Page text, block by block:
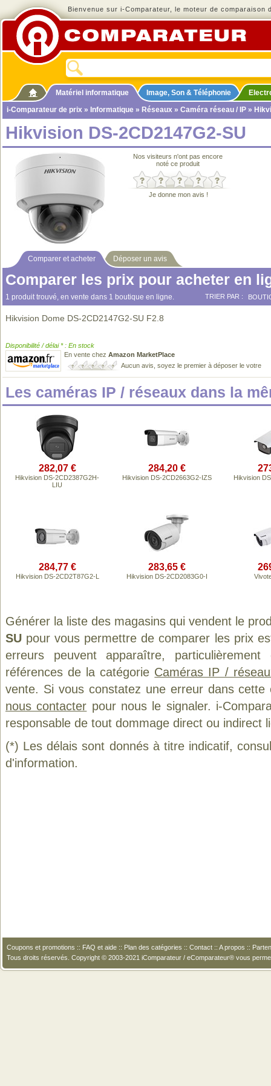
Bienvenue sur i-Comparateur, le moteur de comparaison
Matériel informatique Image, Son & Téléphonie
i-Comparateur de prix » Informatique » Réseaux » Caméra réseau / IP »
Hikvision DS-2CD2147G2-SU
Nos visiteurs n'ont pas encore
noté ce produit
Je donne mon avis !
Comparer et acheter Déposer un avis
Comparer les prix pour acheter en
1 produit trouvé, en vente dans 1 boutique en ligne. TRIER PAR :
Hikvision Dome DS-2CD2147G2-SU F2.8
Disponibilité / délai * : En stock
En vente chez Amazon MarketPlace
Aucun avis, soyez le premier à déposer le votre
Les caméras IP / réseaux dans la
282,07 €
Hikvision DS-2CD2387G2H-
LIU
284,20 €
Hikvision DS-2CD2663G2-IZS Hikvision
284,77 €
Hikvision DS-2CD2T87G2-L
283,65 €
Hikvision DS-2CD2083G0-I
Générer la liste des magasins qui vendent le
SU pour vous permettre de comparer les prix
erreurs peuvent apparaître,
références de la catégorie Caméras IP /
vente. Si vous constatez une erreur dans
nous contacter pour nous le signaler. i-
responsable de tout dommage direct ou indirect
(*) Les délais sont donnés à titre indicatif,
d'information.
Coupons et promotions :: FAQ et aide :: Plan des catégories :: Contact :: A propos ::
Tous droits réservés. Copyright © 2003-2021 iComparateur / eComparateur® vous